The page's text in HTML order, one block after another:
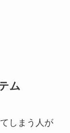
ム
しまう人が